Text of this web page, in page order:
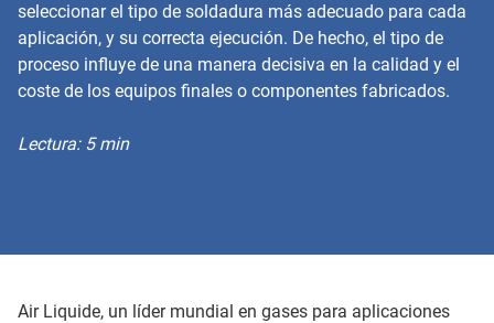
seleccionar el tipo de soldadura más adecuado para cada
aplicación, y su correcta ejecución. De hecho, el tipo de
proceso influye de una manera decisiva en la calidad y el
coste de los equipos finales o componentes fabricados.
Lectura: 5 min
Air Liquide, un líder mundial en gases para aplicaciones